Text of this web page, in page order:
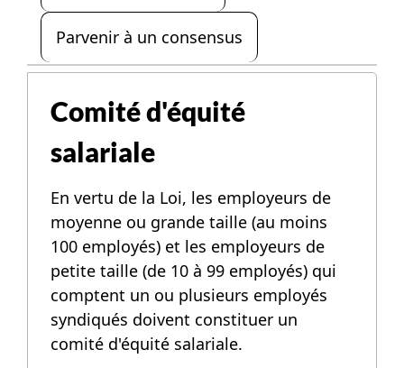
Parvenir à un consensus
Comité d'équité
salariale
En vertu de la Loi, les employeurs de
moyenne ou grande taille (au moins
100 employés) et les employeurs de
petite taille (de 10 à 99 employés) qui
comptent un ou plusieurs employés
syndiqués doivent constituer un
comité d'équité salariale.